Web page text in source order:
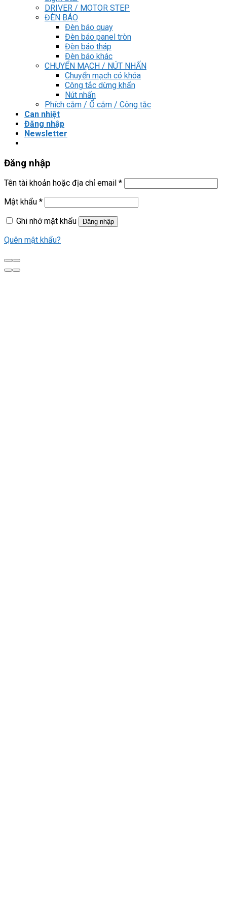
DRIVER / MOTOR STEP
ĐÈN BÁO
Đèn báo quay
Đèn báo panel tròn
Đèn báo tháp
Đèn báo khác
CHUYỂN MẠCH / NÚT NHẤN
Chuyển mạch có khóa
Công tắc dừng khẩn
Nút nhấn
Phích cắm / Ổ cắm / Công tắc
Can nhiệt
Đăng nhập
Newsletter
Đăng nhập
Tên tài khoản hoặc địa chỉ email *
Mật khẩu *
Ghi nhớ mật khẩu
Đăng nhập
Quên mật khẩu?